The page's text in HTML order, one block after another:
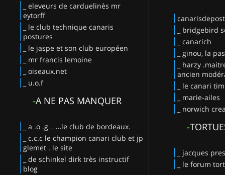
_ eleveurs de carduelinès mr
eytorff
_ le club technique canaris
postures
_ le jaspe et son club européen
_ mr francis lemoine
_ oiseaux.net
_ u.o.f
-A NE PAS MANQUER
_ a .o .g ……le club de bordeaux.
_ c.c.c le champion canari club et jp
glemet . le site
_ de schinkel dirk très instructif
blog
_ bridgebird
_ canarich
_ ginou, la
_ harzy
ancien
_ le canari
_ marie-ailes
_ norwich
-
_ jacques
_ le forum